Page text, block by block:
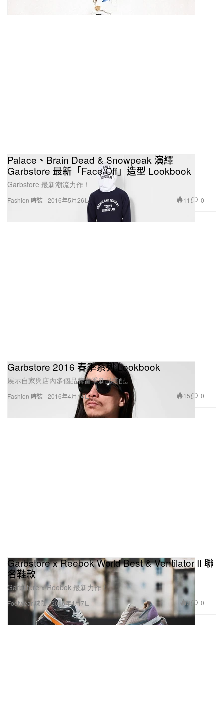
Fashion 時裝
Palace、Brain Dead & Snowpeak 演繹
Garbstore 最新「Face/Off」造型 Lookbook
Garbstore 最新潮流力作！
2016年5月26日 11 0
Fashion 時裝
Garbstore 2016 春季系列 Lookbook
展示自家與店內多個品牌當季新品搭配。
2016年4月14日 15 0
Footwear 球鞋
Garbstore x Reebok World Best & Ventilator II 聯
名鞋款
Garbstore x Reebok 最新力作！
2016年4月7日 3 0